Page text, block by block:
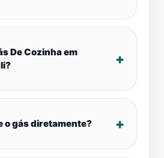
De Cozinha em
o gás diretamente?